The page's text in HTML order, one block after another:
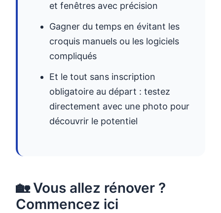
et fenêtres avec précision
Gagner du temps en évitant les
croquis manuels ou les logiciels
compliqués
Et le tout sans inscription
obligatoire au départ : testez
directement avec une photo pour
découvrir le potentiel
🏡 Vous allez rénover ?
Commencez ici